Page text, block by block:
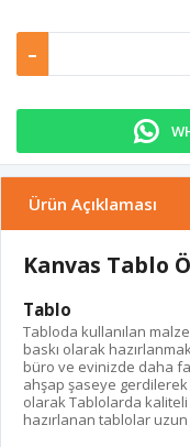
-
Ürün Açıklaması
Kanvas Tablo
Tablo
Tabloda kullanılan
baskı olarak
büro ve evinizde daha
ahşap şaseye
olarak Tablolarda kaliteli
hazırlanan tablolar